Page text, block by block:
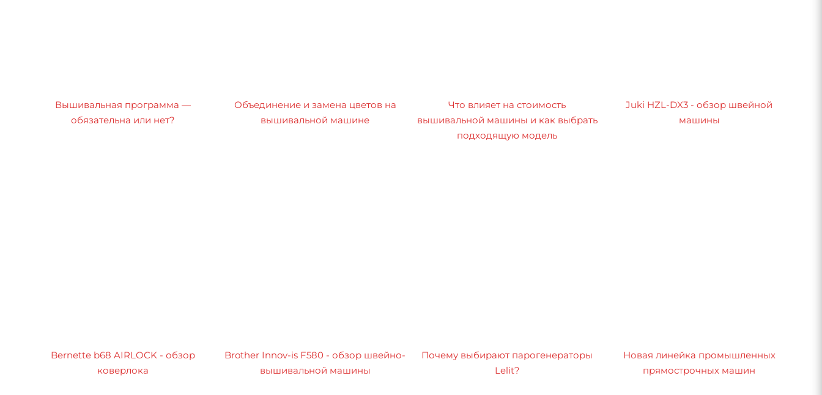
Вышивальная программа —
обязательна или нет?
Объединение и замена цветов на
вышивальной машине
Что влияет на стоимость
вышивальной машины и как выбрать
подходящую модель
Juki HZL-DX3 - обзор швейной
машины
Bernette b68 AIRLOCK - обзор
коверлока
Brother Innov-is F580 - обзор швейно-
вышивальной машины
Почему выбирают парогенераторы
Lelit?
Новая линейка промышленных
прямострочных машин